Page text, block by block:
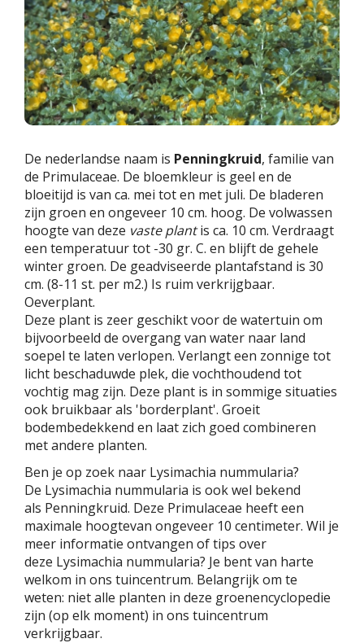
De nederlandse naam is Penningkruid, familie van
de Primulaceae. De bloemkleur is geel en de
bloeitijd is van ca. mei tot en met juli. De bladeren
zijn groen en ongeveer 10 cm. hoog. De volwassen
hoogte van deze vaste plantis ca. 10 cm. Verdraagt
een temperatuur tot -30 gr. C. en blijft de gehele
winter groen. De geadviseerde plantafstand is 30
cm. (8-11 st. per m2.) Is ruim verkrijgbaar.
Oeverplant.
Deze plant is zeer geschikt voor de watertuin om
bijvoorbeeld de overgang van water naar land
soepel te laten verlopen. Verlangt een zonnige tot
licht beschaduwde plek, die vochthoudend tot
vochtig mag zijn. Deze plant is in sommige situaties
ook bruikbaar als 'borderplant'. Groeit
bodembedekkend en laat zich goed combineren
met andere planten.
Ben je op zoek naar Lysimachia nummularia?
De Lysimachia nummularia is ook wel bekend
als Penningkruid. Deze Primulaceae heeft een
maximale hoogtevan ongeveer 10 centimeter. Wil je
meer informatie ontvangen of tips over
deze Lysimachia nummularia? Je bent van harte
welkom in ons tuincentrum. Belangrijk om te
weten: niet alle planten in deze groenencyclopedie
zijn (op elk moment) in ons tuincentrum
verkrijgbaar.